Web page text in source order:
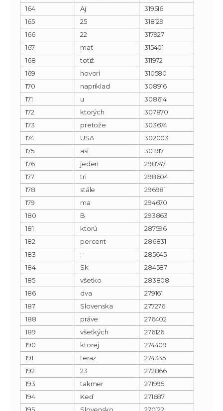
164
Aj
319516
165
25
318129
166
22
317927
167
mať
315401
168
totiž
311972
169
hovorí
310580
170
napríklad
308916
171
u
308614
172
ktorých
307870
173
pretože
303674
174
USA
302003
175
asi
301917
176
jeden
298747
177
tri
298604
178
stále
296981
179
ma
294670
180
B
293863
181
ktorú
287596
182
percent
286831
183
;
285645
184
Sk
284587
185
všetko
283808
186
dva
279161
187
Slovenska
277276
188
práve
276402
189
všetkých
276126
190
ktorej
274409
191
teraz
274335
192
23
272866
193
takmer
271995
194
Keď
271687
195
Slovensko 270122